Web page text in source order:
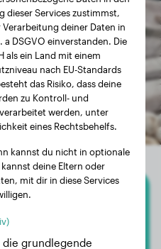
dieser Services zustimmst,
deiner Daten in
a DSGVO einverstanden. Die
als ein Land mit einem
nach EU-Standards
das Risiko, dass deine
zu Kontroll- und
werden, unter
eines Rechtsbehelfs.
kannst du nicht in optionale
deine Eltern oder
mit dir in diese Services
die grundlegende